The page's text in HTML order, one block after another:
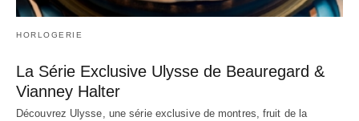
HORLOGERIE
La Série Exclusive Ulysse de Beauregard &
Vianney Halter
Découvrez Ulysse, une série exclusive de montres, fruit de la